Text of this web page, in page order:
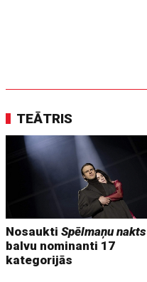
TEĀTRIS
NosauktiSpēlmaņu nakts
balvu nominanti 17
kategorijās